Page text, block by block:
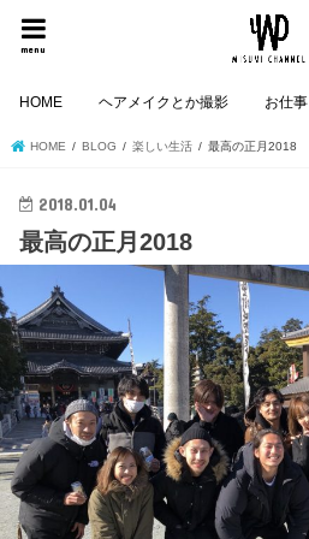
menu
HOME ヘアメイクとか撮影 お仕事
HOME BLOG 楽しい生活 最高の正月2018
2018.01.04
最高の正月2018